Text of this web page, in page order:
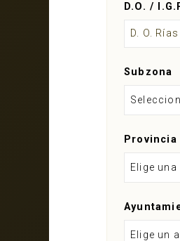
D.O. /
D. O.
Subzona
Provincia
Elige
Elige un